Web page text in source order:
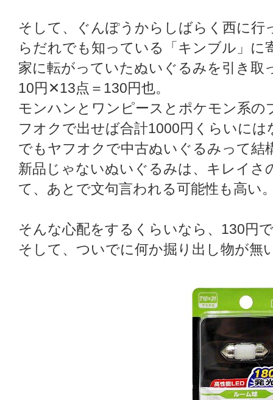
そして、ぐんぽうからしばらく西に行
らだれでも知っている「キンブル」に
家に転がっていたぬいぐるみを引き取
10円✕13点＝130円也。
モンハンとワンピースとポケモン系
フオクで出せば合計1000円くらいには
でもヤフオクで中古ぬいぐるみって結
新品じゃないぬいぐるみは、キレイさ
て、あとで文句言われる可能性も高い
そんな心配をするくらいなら、130円
そして、ついでに何か掘り出し物が無